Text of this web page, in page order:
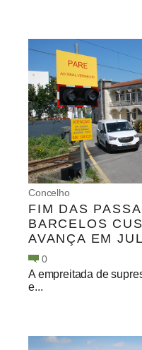
Concelho
FIM DAS
BARCELOS
AVANÇA EM
0
A empreitada de
e...